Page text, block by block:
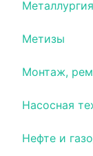
Металлургия
Метизы
Монтаж,
Насосная
Нефте и